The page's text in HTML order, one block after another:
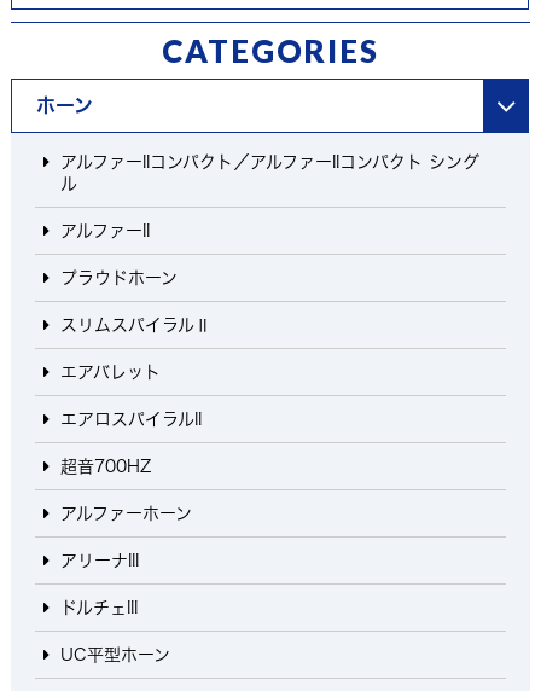
CATEGORIES
ホーン
アルファーIIコンパクト／アルファーIIコンパクト シング
ル
アルファーII
プラウドホーン
スリムスパイラルⅡ
エアバレット
エアロスパイラルII
超音700HZ
アルファーホーン
アリーナIII
ドルチェIII
UC平型ホーン